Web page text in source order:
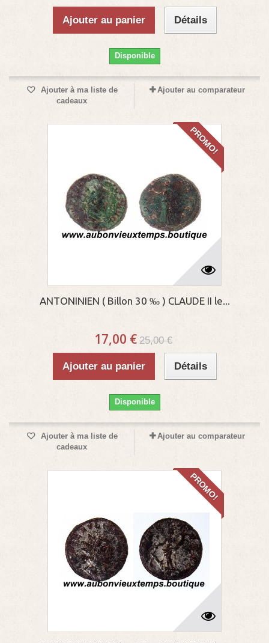
Ajouter au panier Détails
Disponible
Ajouter à ma liste de
cadeaux
Ajouter au comparateur
PROMO!
ANTONINIEN ( Billon 30 ‰ ) CLAUDE II le...
17,00 € 25,00 €
Ajouter au panier Détails
Disponible
Ajouter à ma liste de
cadeaux
Ajouter au comparateur
PROMO!